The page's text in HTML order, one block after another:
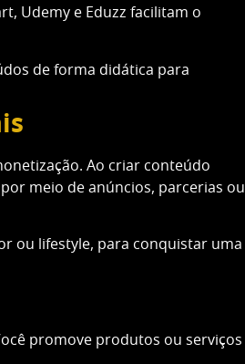
Udemy e Eduzz facilitam o
de forma didática para
Ao criar conteúdo
meio de anúncios, parcerias ou
ou lifestyle, para conquistar uma
promove produtos ou serviços